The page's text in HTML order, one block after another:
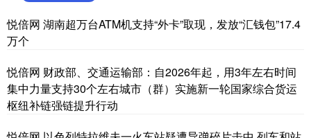
悦倍网 湖南超万台ATM机支持“外卡”取现，发放“汇钱包”17.4
万个
悦倍网 财政部、交通运输部：自2026年起，用3年左右时间
集中力量支持30个左右城市（群）实施新一轮国家综合货运
枢纽补链强链提升行动